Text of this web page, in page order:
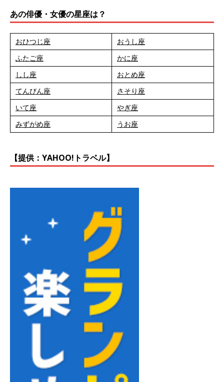
あの俳優・女優の星座は？
おひつじ座
おうし座
ふたご座
かに座
しし座
おとめ座
てんびん座
さそり座
いて座
やぎ座
みずがめ座
うお座
【提供：YAHOO!トラベル】